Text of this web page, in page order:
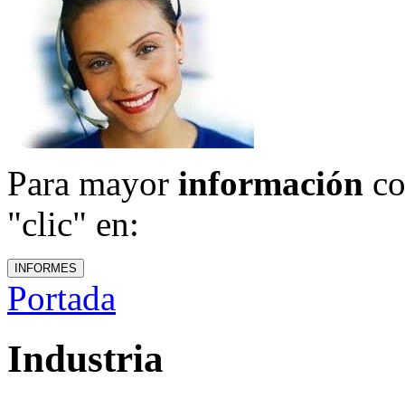
Para mayor información
"clic" en:
Portada
Industria